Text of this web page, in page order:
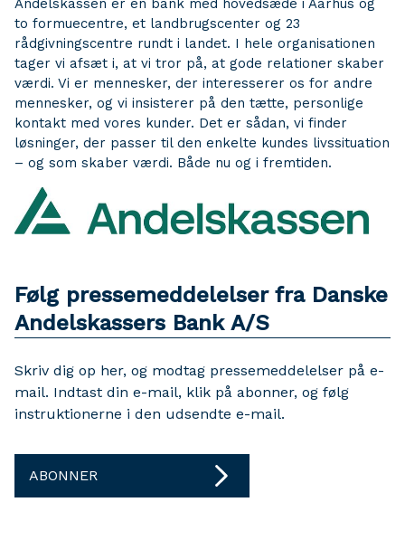
Andelskassen er en bank med hovedsæde i Aarhus og
to formuecentre, et landbrugscenter og 23
rådgivningscentre rundt i landet. I hele organisationen
tager vi afsæt i, at vi tror på, at gode relationer skaber
værdi. Vi er mennesker, der interesserer os for andre
mennesker, og vi insisterer på den tætte, personlige
kontakt med vores kunder. Det er sådan, vi finder
løsninger, der passer til den enkelte kundes livssituation
– og som skaber værdi. Både nu og i fremtiden.
Følg pressemeddelelser fra Danske
Andelskassers Bank A/S
Skriv dig op her, og modtag pressemeddelelser på e-
mail. Indtast din e-mail, klik på abonner, og følg
instruktionerne i den udsendte e-mail.
ABONNER